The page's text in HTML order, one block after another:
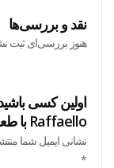
نقد و بررسی‌ها
هنوز بررسی‌ای ثبت
اولین کسی
Raffaello با طعم نارگیل همراه با مغز بادام وزن 40گرم”
نشانی ایمیل شما
*